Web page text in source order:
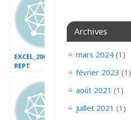
EXCEL_2007_EX_Graphique
REPT
Archives
mars 2024(1)
février 2023 (1)
août 2021 (1)
juillet 2021 (1)